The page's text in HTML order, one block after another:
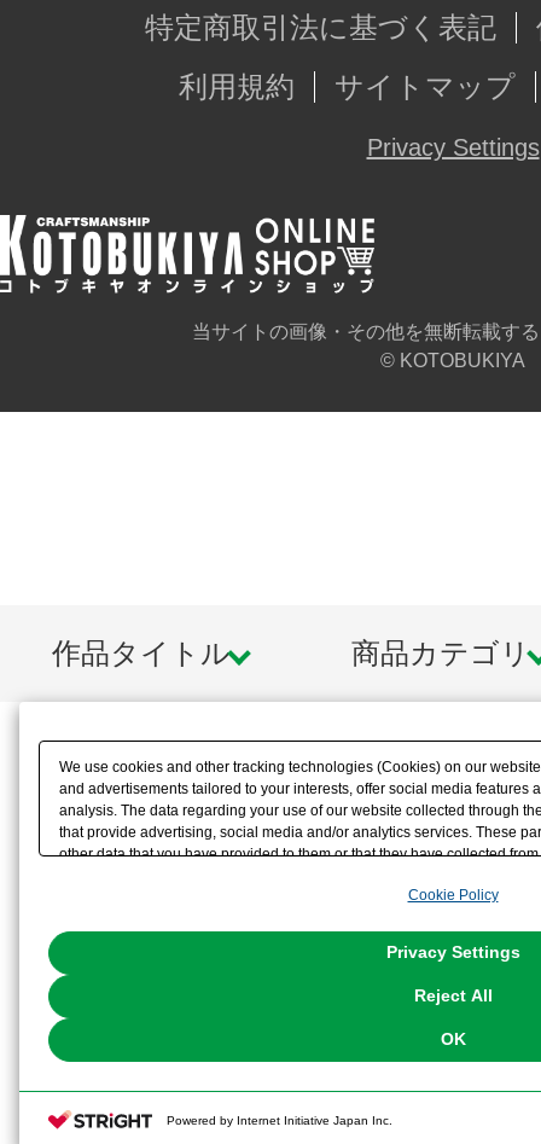
特定商取引法に基づく表記
利用規約
サイトマップ
Privacy Settings
当サイトの画像・その他を無断転載す
© KOTOBUKIYA
作品タイトル 商品カテゴリ
We use cookies and other tracking technologies (Cookies) on our
and advertisements tailored to your interests, offer social media features
analysis. The data regarding your use of our website collected through
that provide advertising, social media and/or analytics services. These
other data that you have provided to them or that they have collected
the use of all Cookies except for Strictly Necessary Cookies, please
You can change your consent or rejection settings at any time via
Cookie Policy
Privacy Settings
Reject All
OK
Powered by Internet Initiative Japan Inc.